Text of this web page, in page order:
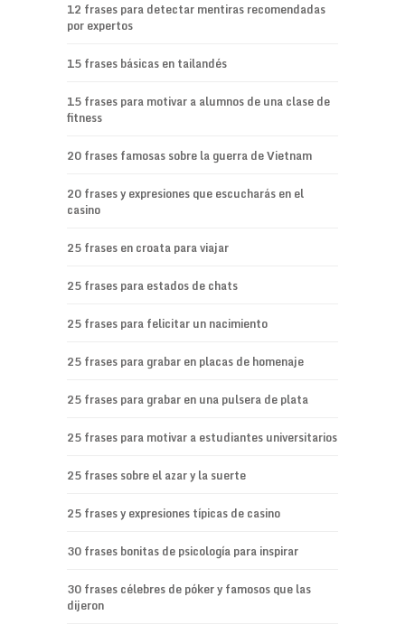
12 frases para detectar mentiras recomendadas
por expertos
15 frases básicas en tailandés
15 frases para motivar a alumnos de una clase de
fitness
20 frases famosas sobre la guerra de Vietnam
20 frases y expresiones que escucharás en el
casino
25 frases en croata para viajar
25 frases para estados de chats
25 frases para felicitar un nacimiento
25 frases para grabar en placas de homenaje
25 frases para grabar en una pulsera de plata
25 frases para motivar a estudiantes universitarios
25 frases sobre el azar y la suerte
25 frases y expresiones típicas de casino
30 frases bonitas de psicología para inspirar
30 frases célebres de póker y famosos que las
dijeron